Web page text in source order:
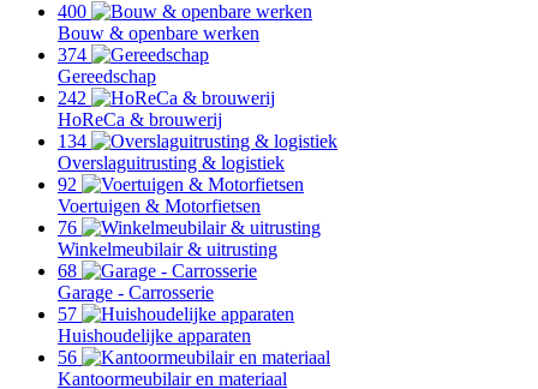
400
Bouw & openbare werken
374
Gereedschap
242
HoReCa & brouwerij
134
Overslaguitrusting & logistiek
92
Voertuigen & Motorfietsen
76
Winkelmeubilair & uitrusting
68
Garage - Carrosserie
57
Huishoudelijke apparaten
56
Kantoormeubilair en materiaal